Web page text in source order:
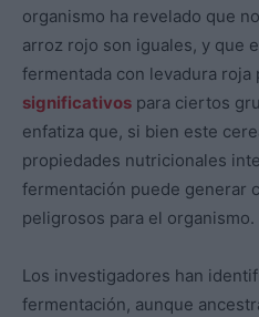
organismo ha revelado que
arroz rojo son iguales, y que
fermentada con levadura roja
significativos para ciertos
enfatiza que, si bien este
propiedades nutricionales
fermentación puede generar
peligrosos para el organismo.
Los investigadores han
fermentación, aunque